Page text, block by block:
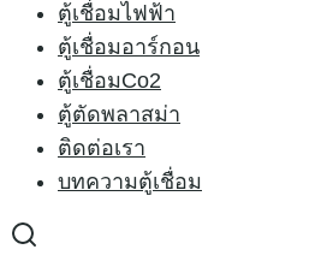
ตู้เชื่อมไฟฟ้า
ตู้เชื่อมอาร์กอน
ตู้เชื่อมCo2
ตู้ตัดพลาสม่า
ติดต่อเรา
บทความตู้เชื่อม
ตู้เชื่อมอาร์กอน
315PAC/DC
อะลูมิเนียมได้